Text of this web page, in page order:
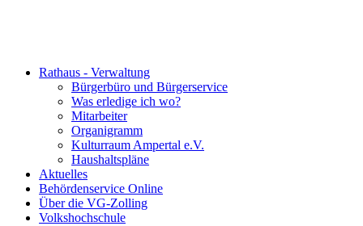
Rathaus - Verwaltung
Bürgerbüro und Bürgerservice
Was erledige ich wo?
Mitarbeiter
Organigramm
Kulturraum Ampertal e.V.
Haushaltspläne
Aktuelles
Behördenservice Online
Über die VG-Zolling
Volkshochschule